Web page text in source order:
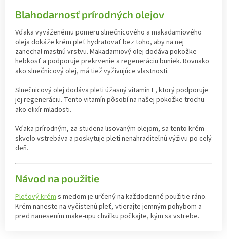
Blahodarnosť prírodných olejov
Vďaka vyváženému pomeru slnečnicového a makadamiového
oleja dokáže krém pleť hydratovať bez toho, aby na nej
zanechal mastnú vrstvu. Makadamiový olej dodáva pokožke
hebkosť a podporuje prekrvenie a regeneráciu buniek. Rovnako
ako slnečnicový olej, má tiež vyživujúce vlastnosti.
Slnečnicový olej dodáva pleti úžasný vitamín E, ktorý podporuje
jej regeneráciu. Tento vitamín pôsobí na našej pokožke trochu
ako elixír mladosti.
Vďaka prírodným, za studena lisovaným olejom, sa tento krém
skvelo vstrebáva a poskytuje pleti nenahraditeľnú výživu po celý
deň.
Návod na použitie
Pleťový krém s medom je určený na každodenné použitie ráno.
Krém naneste na vyčistenú pleť, vtierajte jemným pohybom a
pred nanesením make-upu chvíľku počkajte, kým sa vstrebe.